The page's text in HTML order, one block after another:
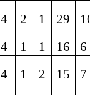
4 2 1 29
4 1 1 16
6
4 1 2 15
7